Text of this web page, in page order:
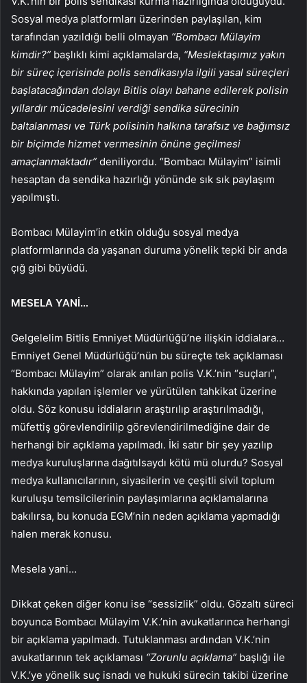
Sosyal medya platformları üzerinden paylaşılan, kim
tarafından yazıldığı belli olmayan “Bombacı Mülayim
kimdir?” başlıklı kimi açıklamalarda, “Meslektaşımız yakın
bir süreç içerisinde polis sendikasıyla ilgili yasal süreçleri
başlatacağından dolayı Bitlis olayı bahane edilerek polisin
yıllardır mücadelesini verdiği sendika sürecinin
baltalanması ve Türk polisinin halkına tarafsız ve bağımsız
bir biçimde hizmet vermesinin önüne geçilmesi
amaçlanmaktadır” deniliyordu. “Bombacı Mülayim” isimli
hesaptan da sendika hazırlığı yönünde sık sık paylaşım
yapılmıştı.
Bombacı Mülayim’in etkin olduğu sosyal medya
platformlarında da yaşanan duruma yönelik tepki bir anda
çığ gibi büyüdü.
MESELA YANİ…
Gelgelelim Bitlis Emniyet Müdürlüğü’ne ilişkin iddialara…
Emniyet Genel Müdürlüğü’nün bu süreçte tek açıklaması
“Bombacı Mülayim” olarak anılan polis V.K.’nin “suçları”,
hakkında yapılan işlemler ve yürütülen tahkikat üzerine
oldu. Söz konusu iddiaların araştırılıp araştırılmadığı,
müfettiş görevlendirilip görevlendirilmediğine dair de
herhangi bir açıklama yapılmadı. İki satır bir şey yazılıp
medya kuruluşlarına dağıtılsaydı kötü mü olurdu? Sosyal
medya kullanıcılarının, siyasilerin ve çeşitli sivil toplum
kuruluşu temsilcilerinin paylaşımlarına açıklamalarına
bakılırsa, bu konuda EGM’nin neden açıklama yapmadığı
halen merak konusu.
Mesela yani…
Dikkat çeken diğer konu ise “sessizlik” oldu. Gözaltı süreci
boyunca Bombacı Mülayim V.K.’nin avukatlarınca herhangi
bir açıklama yapılmadı. Tutuklanması ardından V.K.’nin
avukatlarının tek açıklaması “Zorunlu açıklama” başlığı ile
V.K.’ye yönelik suç isnadı ve hukuki sürecin takibi üzerine